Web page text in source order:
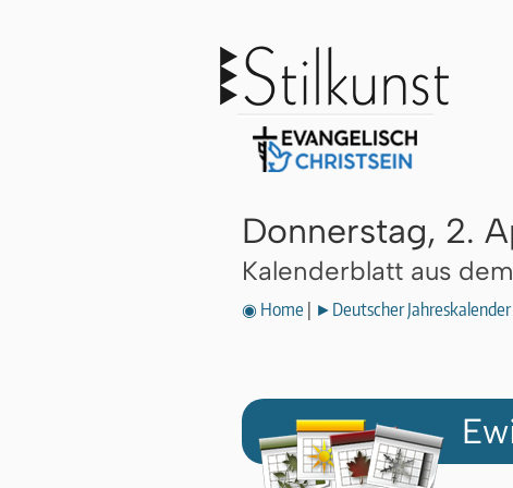
Donnerstag, 2.
Kalenderblatt aus
◉ Home ►Deutscher Jahreskalender|